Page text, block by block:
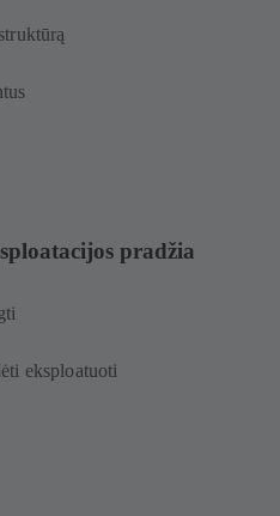
pradžia
eksploatuoti